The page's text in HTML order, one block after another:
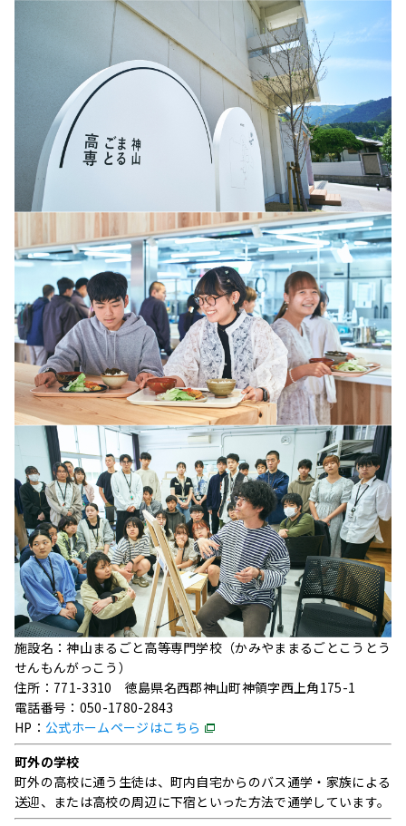
施設名：神山まるごと高等専門学校（かみやままるごとこうとう
せんもんがっこう）
住所：771-3310 徳島県名西郡神山町神領字西上角175-1
電話番号：050-1780-2843
HP： 公式ホームページはこちら
町外の学校
町外の高校に通う生徒は、町内自宅からのバス通学・家族による
送迎、または高校の周辺に下宿といった方法で通学しています。